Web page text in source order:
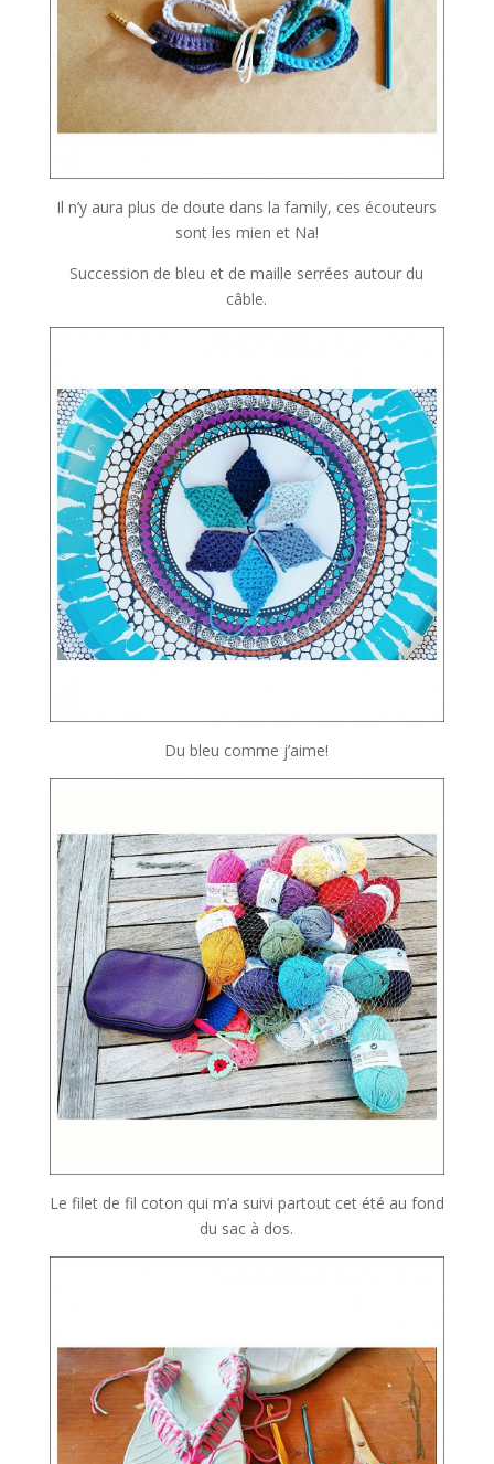
Il n’y aura plus de doute dans la family, ces écouteurs
sont les mien et Na!
Succession de bleu et de maille serrées autour du
câble.
Du bleu comme j’aime!
Le filet de fil coton qui m’a suivi partout cet été au fond
du sac à dos.